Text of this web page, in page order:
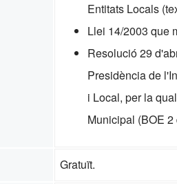
Entitats Locals
Llei 14/2003 que
Resolució 29
Presidència de
i Local, per la
Municipal (BOE
Gratuït.